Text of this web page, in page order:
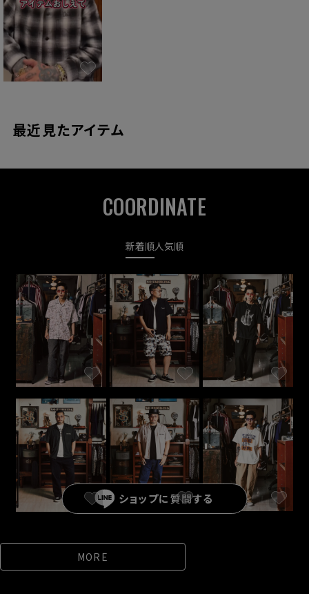
最近見たアイテム
COORDINATE
新着順人気順
MORE
ショップに質問する